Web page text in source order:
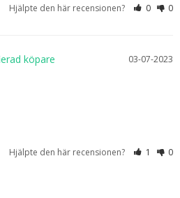
Hjälpte den här recensionen? 0 0
03-07-2023
Hjälpte den här recensionen? 1 0